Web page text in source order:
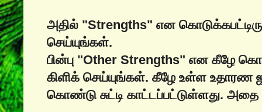
அதில் "Strengths" என
செய்யுங்கள்.
பின்பு "Other Strengths" என கீழே
கிளிக் செய்யுங்கள். கீழே உள்ள உதாரண
கொண்டு சுட்டி காட்டப்பட்டுள்ளது.